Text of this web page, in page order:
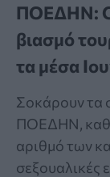
ΠΟΕΔΗΝ:
βιασμό
τα μέσα
Σοκάρουν τα
ΠΟΕΔΗΝ,
αριθμό των
σεξουαλικές